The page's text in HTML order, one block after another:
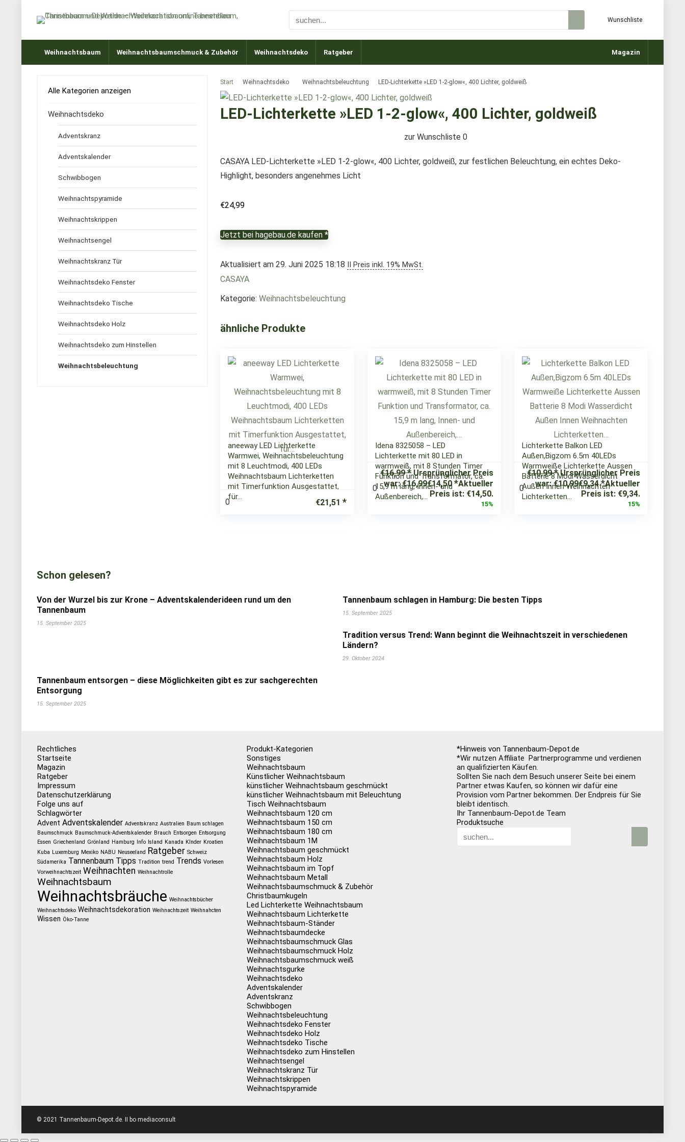
Wunschliste
Weihnachtsbaum Weihnachtsbaumschmuck & Zubehör Weihnachtsdeko Ratgeber Magazin
Start Weihnachtsdeko Weihnachtsbeleuchtung LED-Lichterkette »LED 1-2-glow«, 400 Lichter, goldweiß
LED-Lichterkette »LED 1-2-glow«, 400 Lichter, goldweiß
zur Wunschliste 0
CASAYA LED-Lichterkette »LED 1-2-glow«, 400 Lichter, goldweiß, zur festlichen Beleuchtung, ein echtes Deko-
Highlight, besonders angenehmes Licht
€24,99
Jetzt bei hagebau.de kaufen *
Aktualisiert am 29. Juni 2025 18:18 II Preis inkl. 19% MwSt.
CASAYA
Kategorie: Weihnachtsbeleuchtung
ähnliche Produkte
aneeway LED Lichterkette
Warmwei, Weihnachtsbeleuchtung
mit 8 Leuchtmodi, 400 LEDs
Weihnachtsbaum Lichterketten
mit Timerfunktion Ausgestattet,
für…
0 €21,51
Idena 8325058 – LED
Lichterkette mit 80 LED in
warmweiß, mit 8 Stunden Timer
Funktion und Transformator, ca.
15,9 m lang, Innen- und
Außenbereich,…
0
€16,99
Ursprünglicher Preis
war: €16,99€14,50
Aktueller
Preis ist: €14,50.
15%
Lichterkette Balkon LED
Außen,Bigzom 6.5m 40LEDs
Warmweiße Lichterkette Aussen
Batterie 8 Modi Wasserdicht
Außen Innen Weihnachten
Lichterketten…
0
€10,99
Ursprünglicher Preis
war: €10,99€9,34
Aktueller
Preis ist: €9,34.
15%
Alle Kategorien anzeigen
Weihnachtsdeko
Adventskranz
Adventskalender
Schwibbogen
Weihnachtspyramide
Weihnachtskrippen
Weihnachtsengel
Weihnachtskranz Tür
Weihnachtsdeko Fenster
Weihnachtsdeko Tische
Weihnachtsdeko Holz
Weihnachtsdeko zum Hinstellen
Weihnachtsbeleuchtung
Schon gelesen?
Von der Wurzel bis zur Krone – Adventskalenderideen rund um den
Tannenbaum
15. September 2025
Tannenbaum schlagen in Hamburg: Die besten Tipps
15. September 2025
Tradition versus Trend: Wann beginnt die Weihnachtszeit in verschiedenen
Ländern?
29. Oktober 2024
Tannenbaum entsorgen – diese Möglichkeiten gibt es zur sachgerechten
Entsorgung
15. September 2025
Rechtliches
Startseite
Magazin
Ratgeber
Impressum
Datenschutzerklärung
Folge uns auf
Schlagwörter
Advent Adventskalender Adventskranz Australien Baum schlagen
Baumschmuck Baumschmuck-Adventskalender Brauch Entsorgen Entsorgung
Essen Griechenland Grönland Hamburg Info Island Kanada KInder Kroatien
Kuba Luxemburg Mexiko NABU Neuseeland Ratgeber Schweiz
Südamerika Tannenbaum Tipps Tradition trend Trends Vorlesen
Vorweihnachtszeit Weihnachten Weihnachtrolle
Weihnachtsbaum
Weihnachtsbräuche Weihnachtsbücher
Weihnachtsdeko Weihnachtsdekoration Weihnachtszeit Weihnahcten
Wissen Öko-Tanne
Produkt-Kategorien
Sonstiges
Weihnachtsbaum
Künstlicher Weihnachtsbaum
künstlicher Weihnachtsbaum geschmückt
künstlicher Weihnachtsbaum mit Beleuchtung
Tisch Weihnachtsbaum
Weihnachtsbaum 120 cm
Weihnachtsbaum 150 cm
Weihnachtsbaum 180 cm
Weihnachtsbaum 1M
Weihnachtsbaum geschmückt
Weihnachtsbaum Holz
Weihnachtsbaum im Topf
Weihnachtsbaum Metall
Weihnachtsbaumschmuck & Zubehör
Christbaumkugeln
Led Lichterkette Weihnachtsbaum
Weihnachtsbaum Lichterkette
Weihnachtsbaum-Ständer
Weihnachtsbaumdecke
Weihnachtsbaumschmuck Glas
Weihnachtsbaumschmuck Holz
Weihnachtsbaumschmuck weiß
Weihnachtsgurke
Weihnachtsdeko
Adventskalender
Adventskranz
Schwibbogen
Weihnachtsbeleuchtung
Weihnachtsdeko Fenster
Weihnachtsdeko Holz
Weihnachtsdeko Tische
Weihnachtsdeko zum Hinstellen
Weihnachtsengel
Weihnachtskranz Tür
Weihnachtskrippen
Weihnachtspyramide
*Hinweis von Tannenbaum-Depot.de
*Wir nutzen Affiliate Partnerprogramme und verdienen
an qualifizierten Käufen.
Sollten Sie nach dem Besuch unserer Seite bei einem
Partner etwas Kaufen, so können wir dafür eine
Provision vom Partner bekommen. Der Endpreis für Sie
bleibt identisch.
Ihr Tannenbaum-Depot.de Team
Produktsuche
© 2021 Tannenbaum-Depot.de. II bo mediaconsult